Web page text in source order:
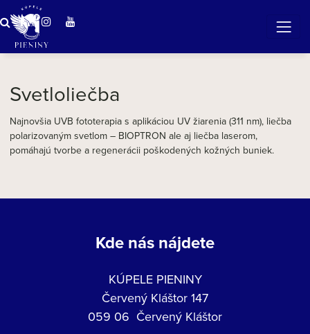
Svetloliečba
Najnovšia UVB fototerapia s aplikáciou UV žiarenia (311 nm), liečba
polarizovaným svetlom – BIOPTRON ale aj liečba laserom,
pomáhajú tvorbe a regenerácii poškodených kožných buniek.
Kde nás nájdete
KÚPELE PIENINY
Červený Kláštor 147
059 06 Červený Kláštor